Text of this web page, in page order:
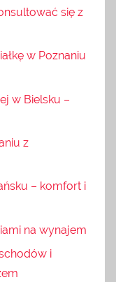
się z
w Poznaniu
w Bielsku –
z
– komfort i
na wynajem
i